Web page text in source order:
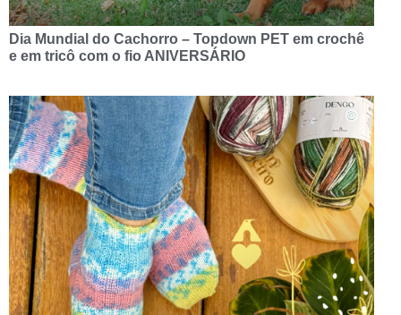
Dia Mundial do Cachorro – Topdown PET em crochê
e em tricô com o fio ANIVERSÁRIO